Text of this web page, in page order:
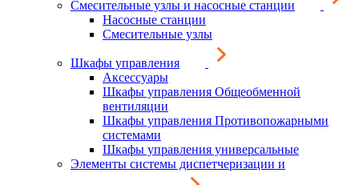
Смесительные узлы и насосные станции
Насосные станции
Смесительные узлы
Шкафы управления
Аксессуары
Шкафы управления Общеобменной
вентиляции
Шкафы управления Противопожарными
системами
Шкафы управления универсальные
Элементы системы диспетчеризации и